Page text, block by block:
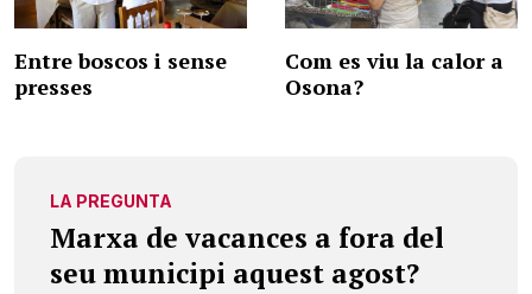
Entre boscos i sense
presses
Com es viu la calor a
Osona?
LA PREGUNTA
Marxa de vacances a fora del
seu municipi aquest agost?